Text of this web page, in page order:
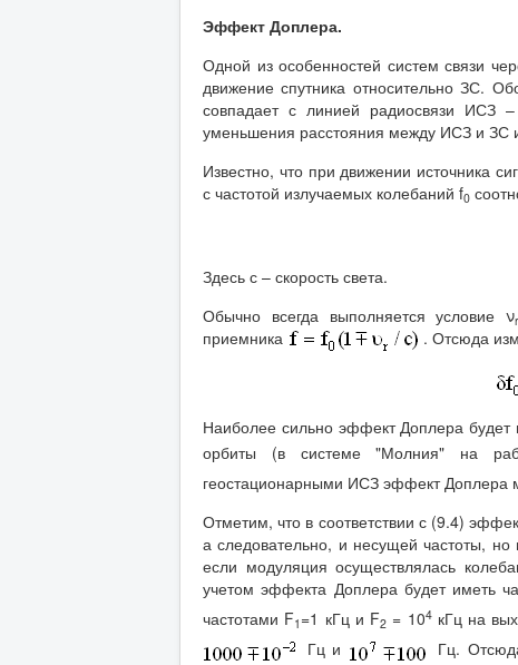
Эффект Доплера.
Одной из особенностей систем связи
движение спутника относительно ЗС.
совпадает с линией радиосвязи ИСЗ
уменьшения расстояния между ИСЗ и ЗС
Известно, что при движении источника
с частотой излучаемых колебаний f0
Здесь с – скорость света.
Обычно всегда выполняется условие ν
приемника
. Отсюда
Наиболее сильно эффект Доплера будет
орбиты (в системе "Молния" на
геостационарными ИСЗ эффект Доплера
Отметим, что в соответствии с (9.4)
а следовательно, и несущей частоты,
если модуляция осуществлялась
учетом эффекта Доплера будет иметь
частотами F1 =1 кГц и F2 = 104кГц на
Гц и
Гц.